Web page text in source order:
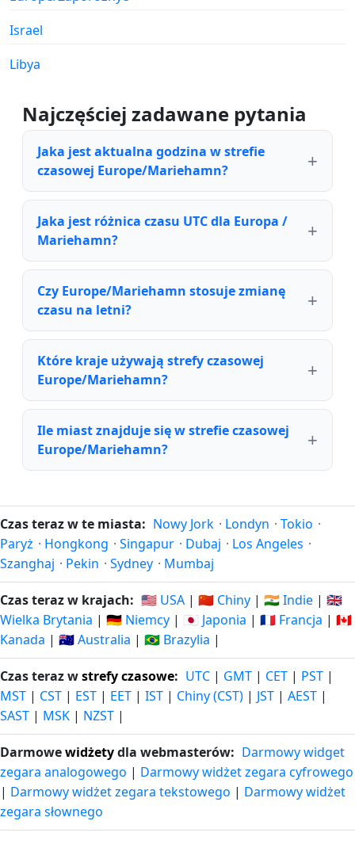
Israel
Libya
Najczęściej zadawane pytania
Jaka jest aktualna godzina w strefie
czasowej Europe/Mariehamn?
Jaka jest różnica czasu UTC dla Europa /
Mariehamn?
Czy Europe/Mariehamn stosuje zmianę
czasu na letni?
Które kraje używają strefy czasowej
Europe/Mariehamn?
Ile miast znajduje się w strefie czasowej
Europe/Mariehamn?
Czas teraz w te miasta: Nowy Jork · Londyn · Tokio ·
Paryż · Hongkong · Singapur · Dubaj · Los Angeles ·
Szanghaj · Pekin · Sydney · Mumbaj
Czas teraz w krajach: 🇺🇸 USA | 🇨🇳 Chiny | 🇮🇳 Indie | 🇬🇧
Wielka Brytania | 🇩🇪 Niemcy | 🇯🇵 Japonia | 🇫🇷 Francja | 🇨🇦
Kanada | 🇦🇺 Australia | 🇧🇷 Brazylia |
Czas teraz wstrefy czasowe: UTC | GMT | CET | PST |
MST | CST | EST | EET | IST | Chiny (CST) | JST | AEST |
SAST | MSK | NZST |
Darmowewidżetydla webmasterów: Darmowy widget
zegara analogowego | Darmowy widżet zegara cyfrowego
| Darmowy widżet zegara tekstowego | Darmowy widżet
zegara słownego